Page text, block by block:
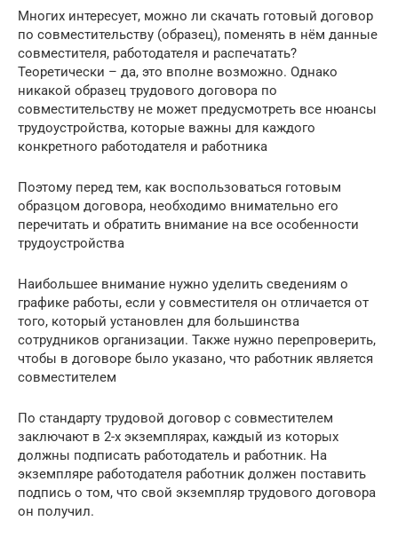
Многих интересует, можно ли скачать готовый договор
по совместительству (образец), поменять в нём данные
совместителя, работодателя и распечатать?
Теоретически – да, это вполне возможно. Однако
никакой образец трудового договора по
совместительству не может предусмотреть все нюансы
трудоустройства, которые важны для каждого
конкретного работодателя и работника
Поэтому перед тем, как воспользоваться готовым
образцом договора, необходимо внимательно его
перечитать и обратить внимание на все особенности
трудоустройства
Наибольшее внимание нужно уделить сведениям о
графике работы, если у совместителя он отличается от
того, который установлен для большинства
сотрудников организации. Также нужно перепроверить,
чтобы в договоре было указано, что работник является
совместителем
По стандарту трудовой договор с совместителем
заключают в 2-х экземплярах, каждый из которых
должны подписать работодатель и работник. На
экземпляре работодателя работник должен поставить
подпись о том, что свой экземпляр трудового договора
он получил.